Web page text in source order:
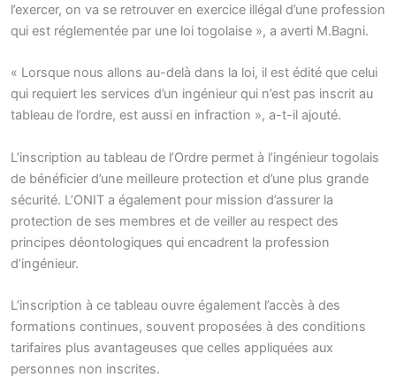
l’exercer, on va se retrouver en exercice illégal d’une profession
qui est réglementée par une loi togolaise », a averti M.Bagni.
« Lorsque nous allons au-delà dans la loi, il est édité que celui
qui requiert les services d’un ingénieur qui n’est pas inscrit au
tableau de l’ordre, est aussi en infraction », a-t-il ajouté.
L’inscription au tableau de l’Ordre permet à l’ingénieur togolais
de bénéficier d’une meilleure protection et d’une plus grande
sécurité. L’ONIT a également pour mission d’assurer la
protection de ses membres et de veiller au respect des
principes déontologiques qui encadrent la profession
d’ingénieur.
L’inscription à ce tableau ouvre également l’accès à des
formations continues, souvent proposées à des conditions
tarifaires plus avantageuses que celles appliquées aux
personnes non inscrites.